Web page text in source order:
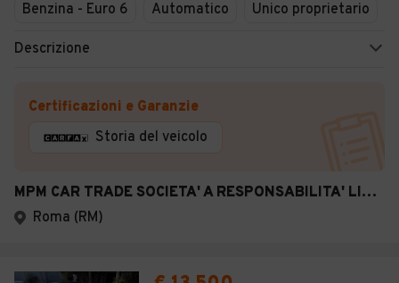
Benzina - Euro 6
Automatico Unico proprietario
Descrizione
Certificazioni e Garanzie
Storia del veicolo
MPM CAR TRADE SOCIETA' A RESPONSABILITA' LIMITATA SEMPLIFICATA
Roma (RM)